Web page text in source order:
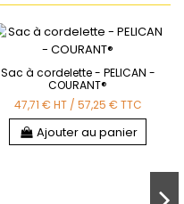
Sac à cordelette - PELICAN -
COURANT®
47,71 €HT / 57,25 €TTC
Ajouter au panier